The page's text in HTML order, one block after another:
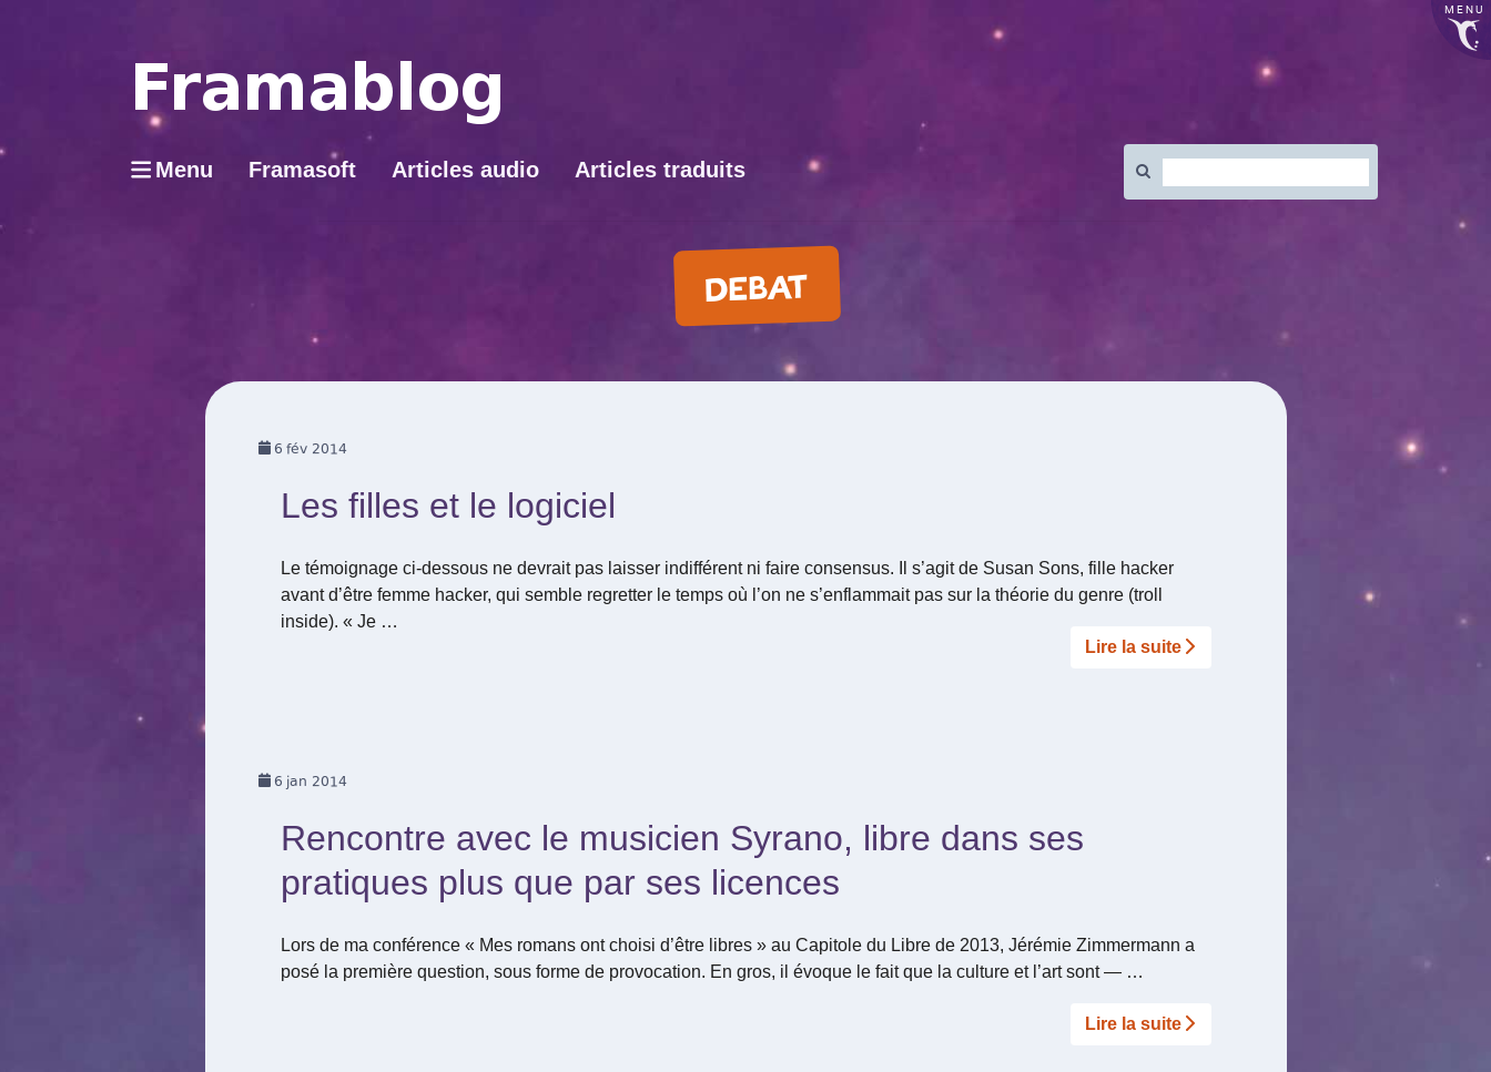
MENU
Menu Framasoft Articles audio Articles traduits
:
DEBAT
6 fév 2014
Les filles et le logiciel
Le témoignage ci-dessous ne devrait pas laisser indifférent ni faire consensus. Il s’agit de Susan Sons, fille hacker
avant d’être femme hacker, qui semble regretter le temps où l’on ne s’enflammait pas sur la théorie du genre (troll
inside). « Je …
Lire la suite­­
6 jan 2014
Rencontre avec le musicien Syrano, libre dans ses
pratiques plus que par ses licences
Lors de ma conférence « Mes romans ont choisi d’être libres » au Capitole du Libre de 2013, Jérémie Zimmermann a
posé la première question, sous forme de provocation. En gros, il évoque le fait que la culture et l’art sont — …
Lire la suite­­